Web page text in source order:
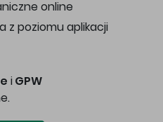
online
z poziomu aplikacji
i GPW